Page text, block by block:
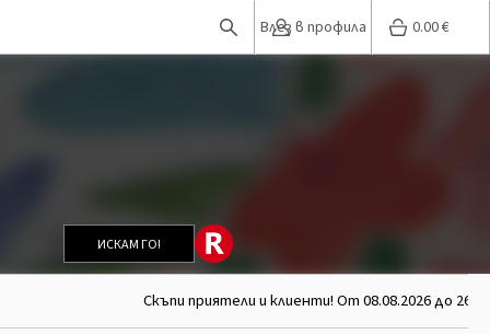
Влез в профила 0.00€
ИСКАМ ГО!
Скъпи приятели и клиенти! От 08.08.2026 до